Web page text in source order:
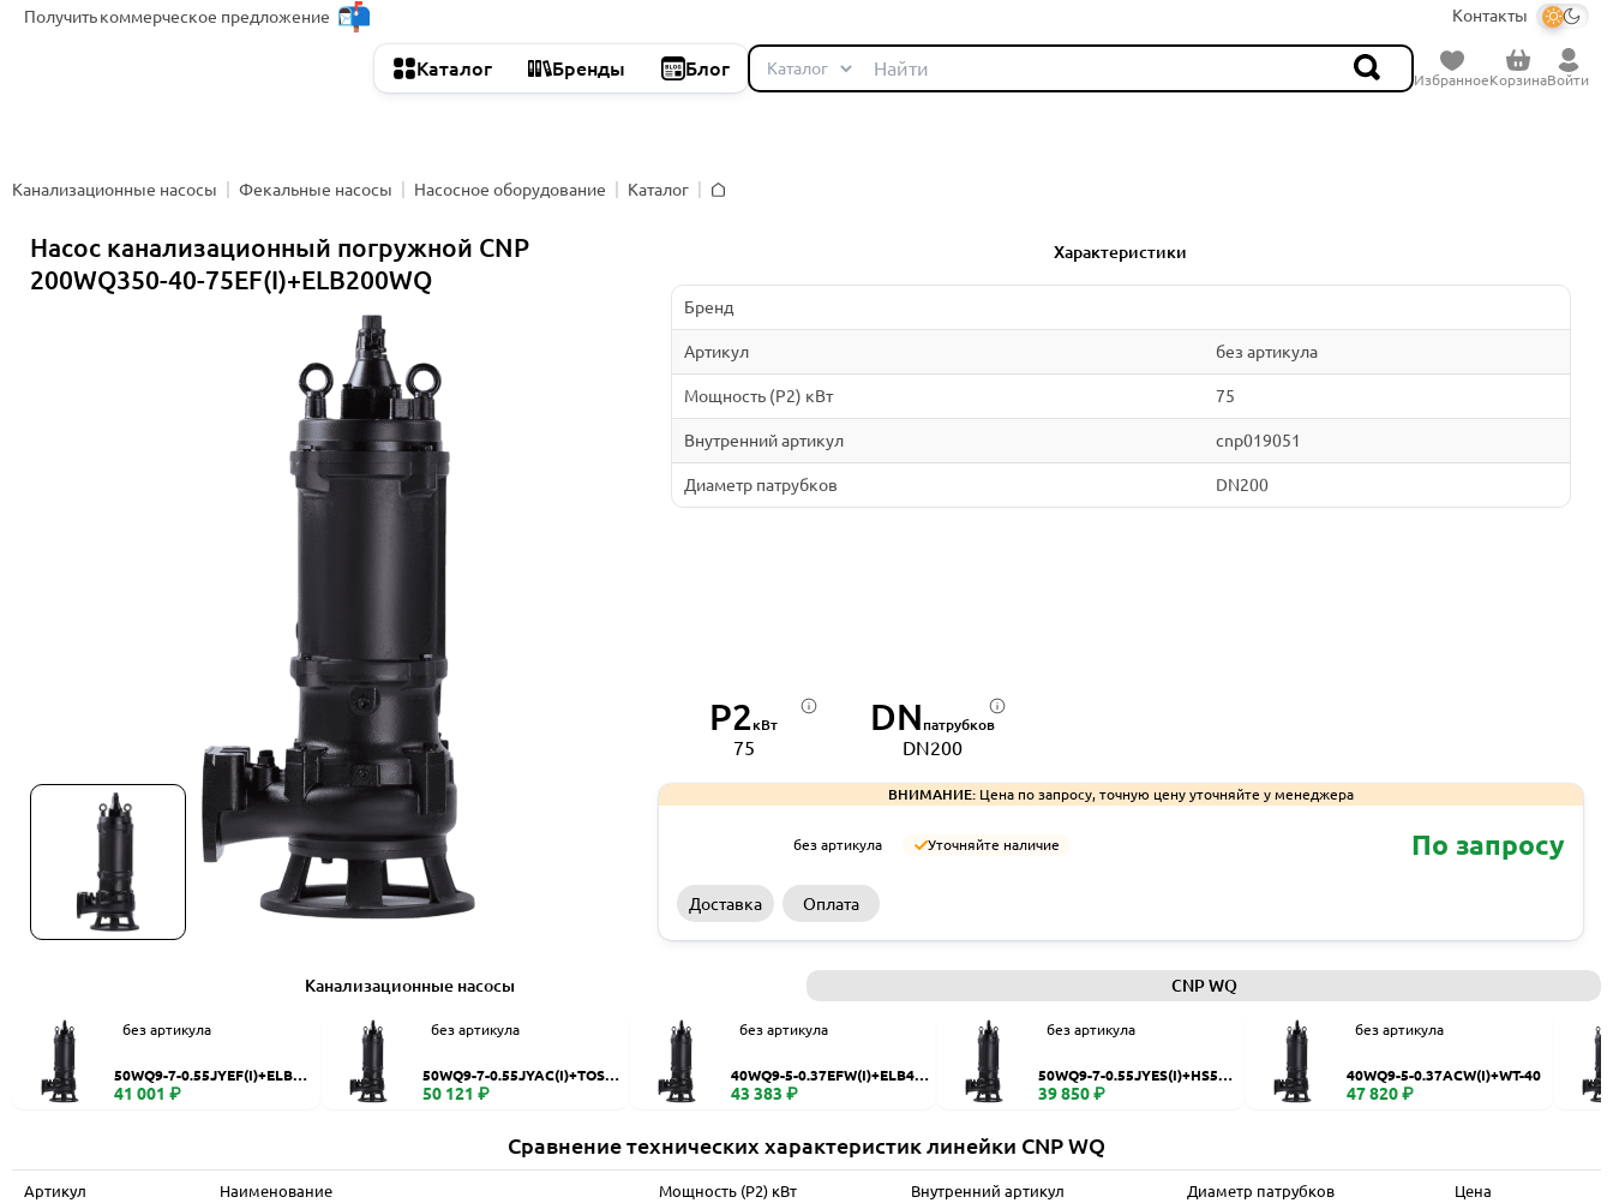
Получитькоммерческое предложение Контакты
Каталог Бренды Блог
ИзбранноеКорзинаВойти
Канализационные насосы Фекальные насосы Насосное оборудование
Каталог
Насос канализационный погружной CNP
200WQ350-40-75EF(I)+ELB200WQ
Характеристики
Бренд
Артикул без артикула
Мощность (P2) кВт 75
Внутренний артикул cnp019051
Диаметр патрубков DN200
P2кВт
75
DN патрубков
DN200
ВНИМАНИЕ:Цена по запросу, точную цену уточняйте у менеджера
без артикула Уточняйте наличие По запросу
Доставка Оплата
Канализационные насосы CNP WQ
без артикула
50WQ9-7-0.55JYEF(I)+ELB50
WQ
41 001 ₽
без артикула
50WQ9-7-0.55JYAC(I)+TOS-5
0
50 121 ₽
без артикула
40WQ9-5-0.37EFW(I)+ELB40
WQ
43 383 ₽
без артикула
50WQ9-7-0.55JYES(I)+HS50
WQ
39 850 ₽
без артикула
40WQ9-5-0.37ACW(I)+WT-40
47 820 ₽
Сравнение технических характеристик линейки CNP WQ
Артикул Наименование Мощность (P2) кВт Внутренний артикул Диаметр патрубков Цена